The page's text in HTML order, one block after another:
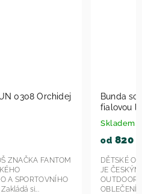
1607 Peříčka s
ZNAČKA FANTOM
A SPORTOVNÍHO
Zakládá si...
Dětské
SLIM
od
DĚTSKÉ
JE